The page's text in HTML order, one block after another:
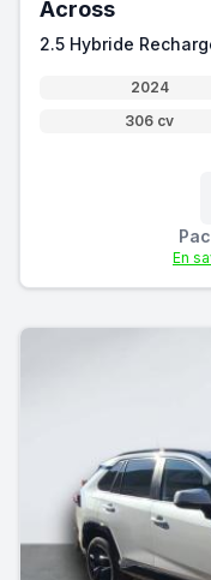
Across
2.5 Hybride
2024
306 cv
En